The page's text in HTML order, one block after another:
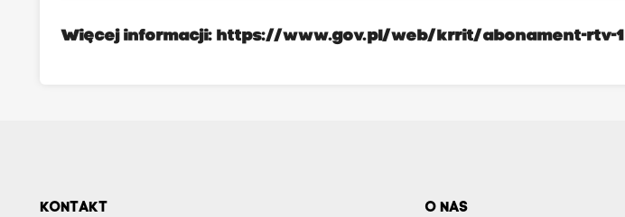
Więcej informacji:https://www.gov.pl/web/krrit/abonament-rtv-1
KONTAKT O NAS